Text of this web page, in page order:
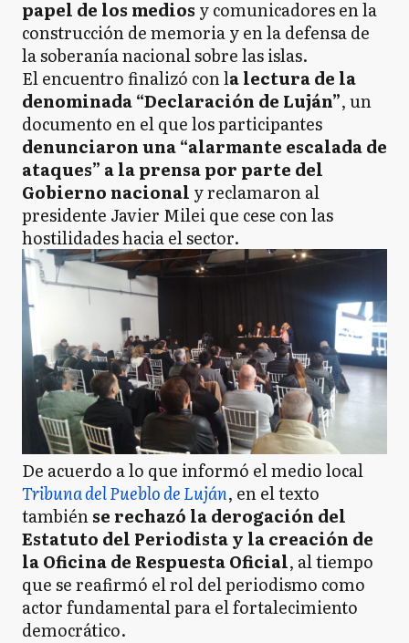
papel de los medios y comunicadores en la
construcción de memoria y en la defensa de
la soberanía nacional sobre las islas.
El encuentro finalizó con la lectura de la
denominada “Declaración de Luján”, un
documento en el que los participantes
denunciaron una “alarmante escalada de
ataques” a la prensa por parte del
Gobierno nacional y reclamaron al
presidente Javier Milei que cese con las
hostilidades hacia el sector.
De acuerdo a lo que informó el medio local
Tribuna del Pueblo de Luján, en el texto
tambiénse rechazó la derogación del
Estatuto del Periodista y la creación de
la Oficina de Respuesta Oficial, al tiempo
que se reafirmó el rol del periodismo como
actor fundamental para el fortalecimiento
democrático.